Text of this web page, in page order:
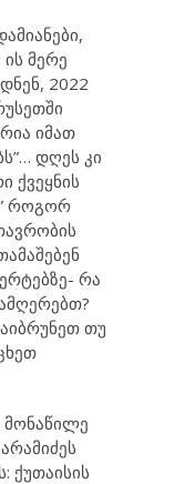
მერე
2022
იმათ
დღეს კი
ქვეყნის
როგორ
რა
თუ
მონაწილე
ქუთაისის